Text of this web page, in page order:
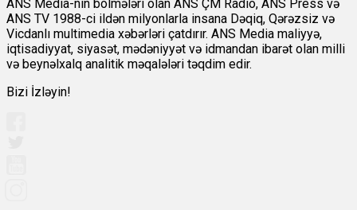
ANS Media-nın bölmələri olan ANS ÇM Radio, ANS Press və
ANS TV 1988-ci ildən milyonlarla insana Dəqiq, Qərəzsiz və
Vicdanlı multimedia xəbərləri çatdırır. ANS Media maliyyə,
iqtisadiyyat, siyasət, mədəniyyət və idmandan ibarət olan milli
və beynəlxalq analitik məqalələri təqdim edir.
Bizi İzləyin!